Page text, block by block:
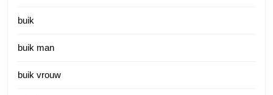
buik
buik man
buik vrouw